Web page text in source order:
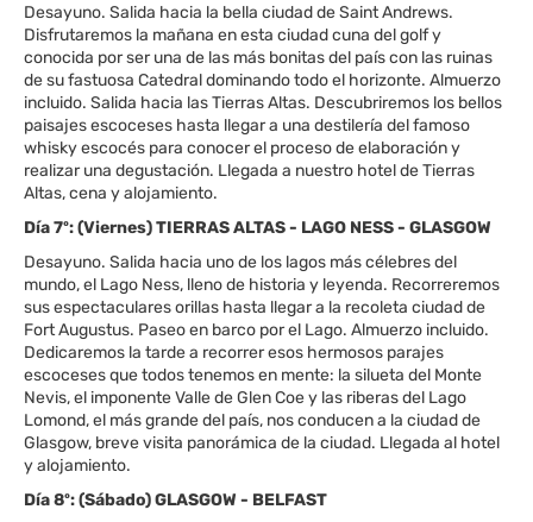
Desayuno. Salida hacia la bella ciudad de Saint Andrews.
Disfrutaremos la mañana en esta ciudad cuna del golf y
conocida por ser una de las más bonitas del país con las ruinas
de su fastuosa Catedral dominando todo el horizonte. Almuerzo
incluido. Salida hacia las Tierras Altas. Descubriremos los bellos
paisajes escoceses hasta llegar a una destilería del famoso
whisky escocés para conocer el proceso de elaboración y
realizar una degustación. Llegada a nuestro hotel de Tierras
Altas, cena y alojamiento.
Día 7º: (Viernes) TIERRAS ALTAS - LAGO NESS - GLASGOW
Desayuno. Salida hacia uno de los lagos más célebres del
mundo, el Lago Ness, lleno de historia y leyenda. Recorreremos
sus espectaculares orillas hasta llegar a la recoleta ciudad de
Fort Augustus. Paseo en barco por el Lago. Almuerzo incluido.
Dedicaremos la tarde a recorrer esos hermosos parajes
escoceses que todos tenemos en mente: la silueta del Monte
Nevis, el imponente Valle de Glen Coe y las riberas del Lago
Lomond, el más grande del país, nos conducen a la ciudad de
Glasgow, breve visita panorámica de la ciudad. Llegada al hotel
y alojamiento.
Día 8º: (Sábado) GLASGOW - BELFAST